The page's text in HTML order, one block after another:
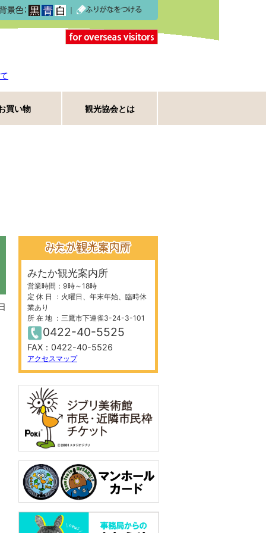
｜
買い物 観光協会とは
みたか観光案内所
営業時間：9時～18時
定 休 日 ：火曜日、年末年始、臨時休
業あり
所 在 地 ：三鷹市下連雀3-24-3-101
0422-40-5525
FAX：0422-40-5526
アクセスマップ